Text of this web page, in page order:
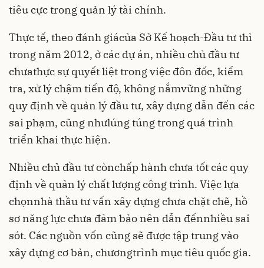
tiêu cực trong quản lý tài chính.
Thực tế, theo đánh giácủa Sở Kế hoạch-Ðầu tư thì
trong năm 2012, ở các dự án, nhiều chủ đầu tư
chưathực sự quyết liệt trong việc đôn đốc, kiểm
tra, xử lý chậm tiến độ, không nắmvững những
quy định về quản lý đầu tư, xây dựng dẫn đến các
sai phạm, cũng nhưlúng túng trong quá trình
triển khai thực hiện.
Nhiều chủ đầu tư cònchấp hành chưa tốt các quy
định về quản lý chất lượng công trình. Việc lựa
chọnnhà thầu tư vấn xây dựng chưa chặt chẽ, hồ
sơ năng lực chưa đảm bảo nên dẫn đếnnhiều sai
sót. Các nguồn vốn cũng sẽ được tập trung vào
xây dựng cơ bản, chươngtrình mục tiêu quốc gia.